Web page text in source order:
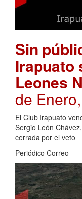
Sin
Irapuato
Leones
de
El Club Irapuato
Sergio León
cerrada por el veto
Periódico Correo